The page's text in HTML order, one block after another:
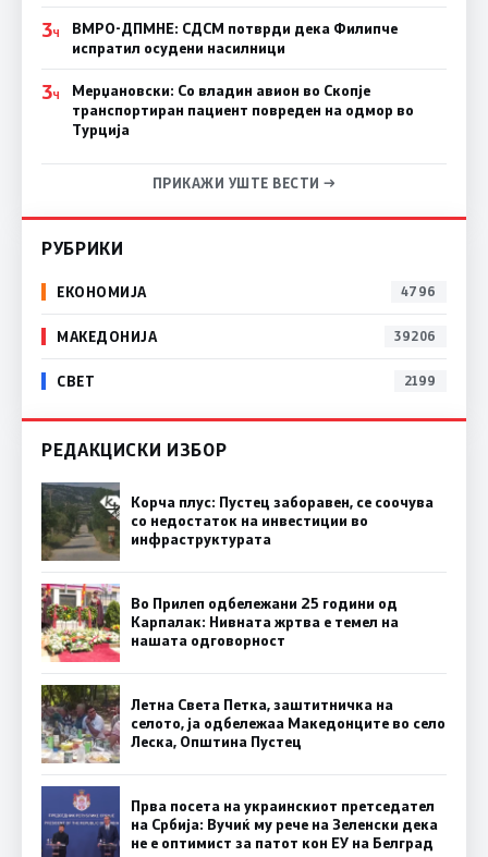
3Ч
ВМРО-ДПМНЕ: СДСM потврди дека Филипче
испратил осудени насилници
3Ч
Мерџановски: Со владин авион во Скопје
транспортиран пациент повреден на одмор во
Турција
ПРИКАЖИ УШТЕ ВЕСТИ →
РУБРИКИ
ЕКОНОМИЈА 4796
МАКЕДОНИЈА 39206
СВЕТ 2199
РЕДАКЦИСКИ ИЗБОР
Корча плус: Пустец заборавен, се соочува
со недостаток на инвестиции во
инфраструктурата
Во Прилеп одбележани 25 години од
Карпалак: Нивната жртва е темел на
нашата одговорност
Летна Света Петка, заштитничка на
селото, ја одбележаа Македонците во село
Леска, Општина Пустец
Прва посета на украинскиот претседател
на Србија: Вучиќ му рече на Зеленски дека
не е оптимист за патот кон ЕУ на Белград